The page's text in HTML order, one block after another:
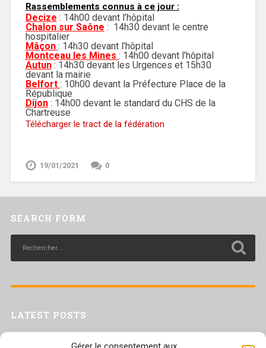
Rassemblements connus à ce jour :
Decize : 14h00 devant l’hôpital
Chalon sur Saône : 14h30 devant le centre
hospitalier
Mâçon : 14h30 devant l’hôpital
Montceau les Mines : 14h00 devant l’hôpital
Autun: 14h30 devant les Urgences et 15h30
devant la mairie
Belfort : 10h00 devant la Préfecture Place de la
République
Dijon: 14h00 devant le standard du CHS de la
Chartreuse
Télécharger le tract de la fédération
19/01/2021 0
SEARCH FORM
LATEST POSTS